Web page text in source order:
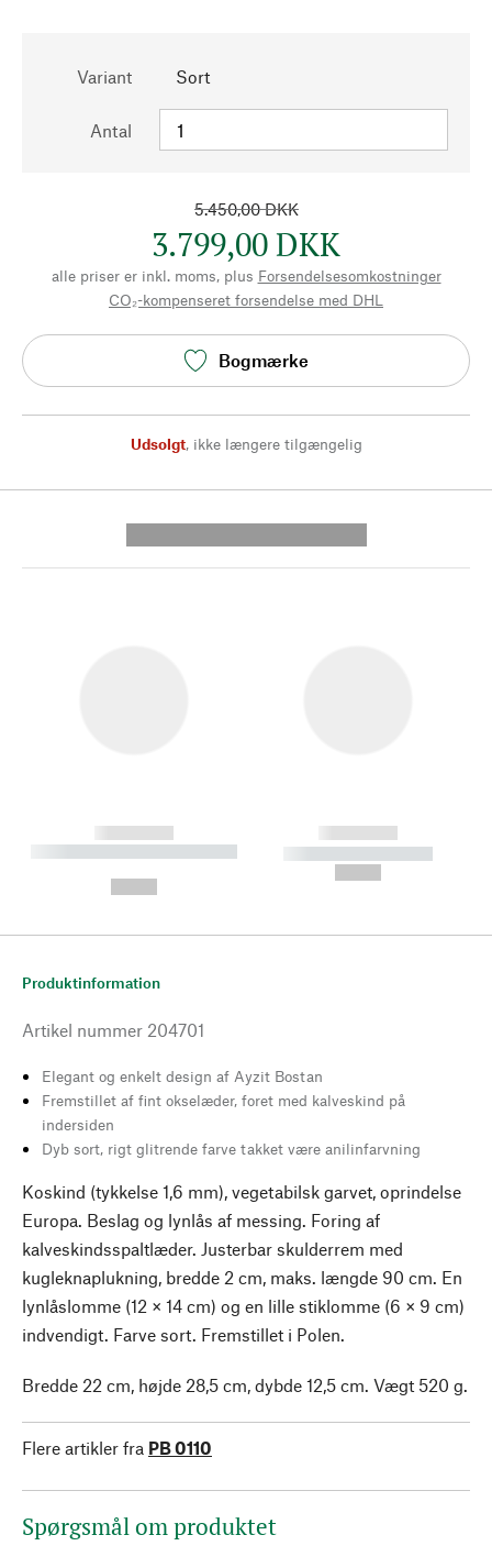
Variant Sort
Antal
5.450,00 DKK
3.799,00 DKK
alle priser er inkl. moms, plus Forsendelsesomkostninger
CO₂-kompenseret forsendelse med DHL
Bogmærke
Udsolgt, ikke længere tilgængelig
------------
----------- ----------- --------
------------
----------- -----------
Produktinformation
Artikel nummer 204701
Elegant og enkelt design af Ayzit Bostan
Fremstillet af fint okselæder, foret med kalveskind på
indersiden
Dyb sort, rigt glitrende farve takket være anilinfarvning
Koskind (tykkelse 1,6 mm), vegetabilsk garvet, oprindelse
Europa. Beslag og lynlås af messing. Foring af
kalveskindsspaltlæder. Justerbar skulderrem med
kugleknaplukning, bredde 2 cm, maks. længde 90 cm. En
lynlåslomme (12 × 14 cm) og en lille stiklomme (6 × 9 cm)
indvendigt. Farve sort. Fremstillet i Polen.
Bredde 22 cm, højde 28,5 cm, dybde 12,5 cm. Vægt 520 g.
Flere artikler fra PB 0110
Spørgsmål om produktet